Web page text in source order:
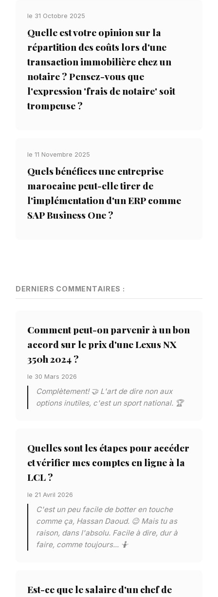
le 31 Octobre 2025
Quelle est votre opinion sur la
répartition des coûts lors d'une
transaction immobilière chez un
notaire ? Pensez-vous que
l'expression 'frais de notaire' soit
trompeuse ?
le 11 Novembre 2025
Quels bénéfices une entreprise
marocaine peut-elle tirer de
l'implémentation d'un ERP comme
SAP Business One ?
DERNIERS COMMENTAIRES :
Comment peut-on parvenir à un bon
accord sur le prix d'une Lexus NX
350h 2024 ?
le 30 Mars 2026
Complètement! 🤝 L'art de dire non aux
options inutiles, c'est un sport national. 🏆
Quelles sont les étapes pour accéder
et vérifier mes comptes en ligne à la
LCL ?
le 21 Avril 2026
C'est un peu facile de botter en touche
comme ça, Hassan Daoud. 😉 Mais tu as
raison, dans l'absolu. Facile à dire, dur à
faire, comme toujours... 🤷
Est-ce que le salaire d'un chef de